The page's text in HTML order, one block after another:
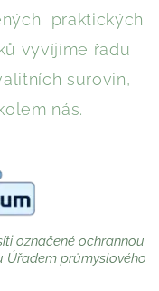
praktických
vyvíjíme řadu
surovin,
nás.
označené ochrannou
Úřadem průmyslového